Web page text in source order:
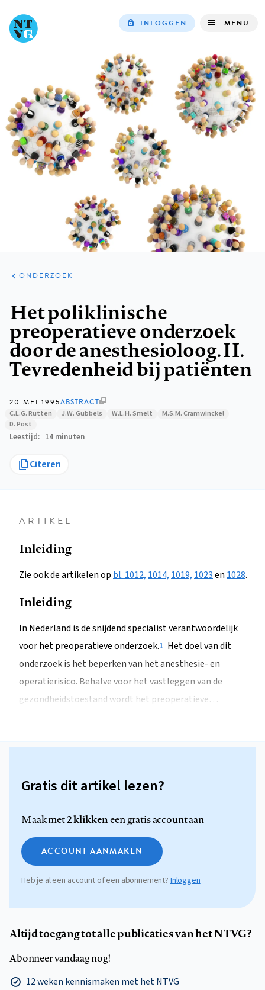
navigation
INLOGGEN MENU
ARTIKELEN
ONDERZOEK
ONDERZOEK
Het poliklinische
preoperatieve onderzoek
door de anesthesioloog. II.
Tevredenheid bij patiënten
20 MEI 1995ABSTRACT
C.L.G. Rutten
J.W. Gubbels W.L.H. Smelt
M.S.M. Cramwinckel
D. Post
Leestijd 14 minuten
Citeren
ARTIKEL
Inleiding
Zie ook de artikelen op bl. 1012, 1014, 1019, 1023en1028.
Inleiding
In Nederland is de snijdend specialist verantwoordelijk
voor het preoperatieve onderzoek.1 Het doel van dit
onderzoek is het beperken van het anesthesie- en
operatierisico. Behalve voor het vastleggen van de
gezondheidstoestand wordt het preoperatieve…
Gratis dit artikel lezen?
Maak met2 klikkeneen gratis account aan
ACCOUNT AANMAKEN
Heb je al een account of een abonnement? Inloggen
Altijd toegang tot alle publicaties van het NTVG?
Abonneer vandaag nog!
12 weken kennismaken met het NTVG